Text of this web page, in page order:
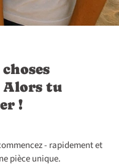
Alors tu
!
- rapidement et
pièce unique.